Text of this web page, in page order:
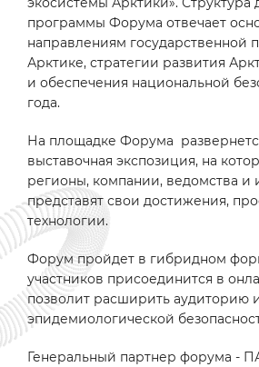
программы Форума отвечает
направлениям государственной
Арктике, стратегии развития
и обеспечения национальной
года.
На площадке Форума
выставочная экспозиция, на
регионы, компании, ведомства и
представят свои достижения,
технологии.
Форум пройдет в гибридном
участников присоединится в
позволит расширить аудиторию
эпидемиологической
Генеральный партнер форума -